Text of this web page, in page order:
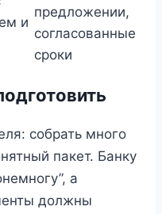
и
предложении,
согласованные
сроки
собрать много
пакет. Банку
а
должны